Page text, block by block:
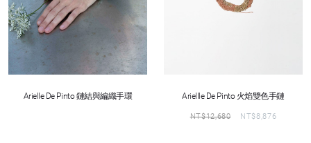
Arielle De Pinto 鏈結與編織手環 Ariellle De Pinto 火焰雙色手鏈
NT$12,680 NT$8,876